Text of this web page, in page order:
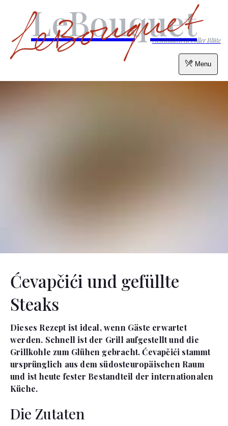
Menu
LeBouquet
Geschmack in voller Blüte
Ćevapčići und gefüllte
Steaks
Dieses Rezept ist ideal, wenn Gäste erwartet
werden. Schnell ist der Grill aufgestellt und die
Grillkohle zum Glühen gebracht. Ćevapčići stammt
ursprünglich aus dem südosteuropäischen Raum
und ist heute fester Bestandteil der internationalen
Küche.
Die Zutaten